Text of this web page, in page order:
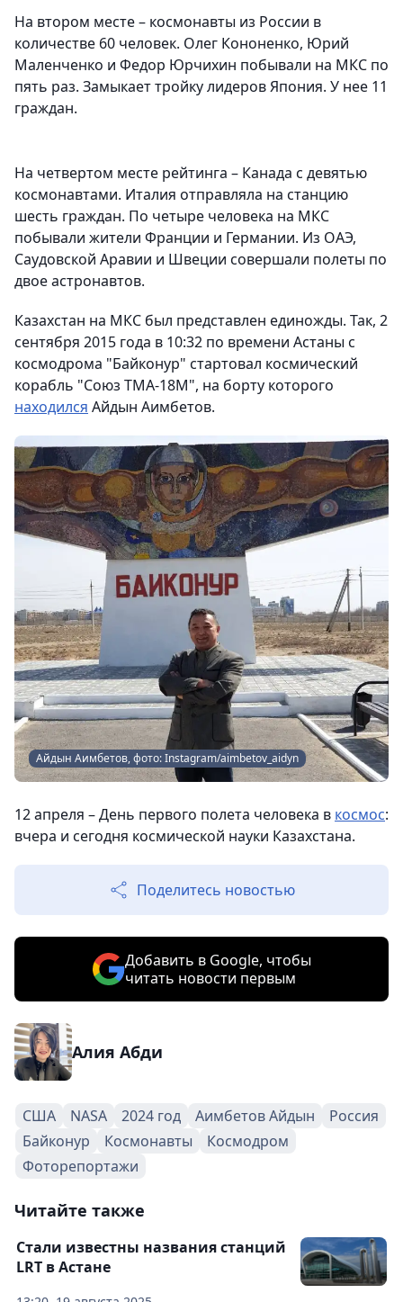
На втором месте – космонавты из России в
количестве 60 человек. Олег Кононенко, Юрий
Маленченко и Федор Юрчихин побывали на МКС по
пять раз. Замыкает тройку лидеров Япония. У нее 11
граждан.
На четвертом месте рейтинга – Канада с девятью
космонавтами. Италия отправляла на станцию
шесть граждан. По четыре человека на МКС
побывали жители Франции и Германии. Из ОАЭ,
Саудовской Аравии и Швеции совершали полеты по
двое астронавтов.
Казахстан на МКС был представлен единожды. Так, 2
сентября 2015 года в 10:32 по времени Астаны с
космодрома "Байконур" стартовал космический
корабль "Союз ТМА-18М", на борту которого
находился Айдын Аимбетов.
Айдын Аимбетов, фото: Instagram/aimbetov_aidyn
12 апреля – День первого полета человека в космос:
вчера и сегодня космической науки Казахстана.
Поделитесь новостью
Добавить в Google, чтобы
читать новости первым
Алия Абди
США NASA 2024 год Аимбетов Айдын
Россия
Байконур
Космонавты
Космодром
Фоторепортажи
Читайте также
Стали известны названия станций
LRT в Астане